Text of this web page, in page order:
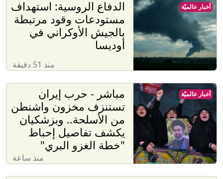
الدفاع الروسية: استهداف
مستودعات وقود مرتبطة
بالجيش الأوكراني في
أوديسا
منذ 51 دقيقة
أخبار عالميّة
مباشر - حرب إيران
تستنزف مخزون واشنطن
من الأسلحة.. وبزشكيان
يكشف تفاصيل إحباط
"خطة الغزو البري"
منذ ساعة
أخبار عالميّة